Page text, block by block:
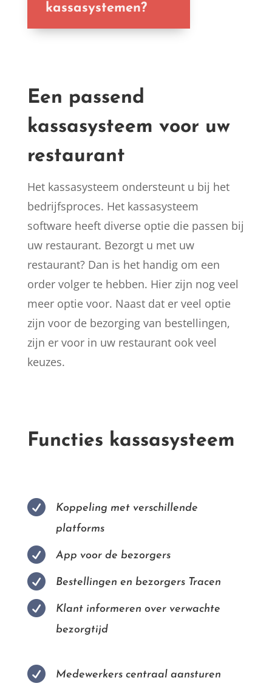
kassasystemen?
Een passend
kassasysteem voor uw
restaurant
Het kassasysteem ondersteunt u bij het
bedrijfsproces. Het kassasysteem
software heeft diverse optie die passen bij
uw restaurant. Bezorgt u met uw
restaurant? Dan is het handig om een
order volger te hebben. Hier zijn nog veel
meer optie voor. Naast dat er veel optie
zijn voor de bezorging van bestellingen,
zijn er voor in uw restaurant ook veel
keuzes.
Functies kassasysteem

Koppeling met verschillende
platforms
 App voor de bezorgers
 Bestellingen en bezorgers Tracen

Klant informeren over verwachte
bezorgtijd
 Medewerkers centraal aansturen